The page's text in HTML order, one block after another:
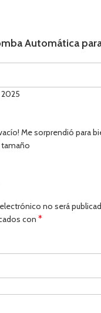
Automática
Me sorprendió para
no será
con *